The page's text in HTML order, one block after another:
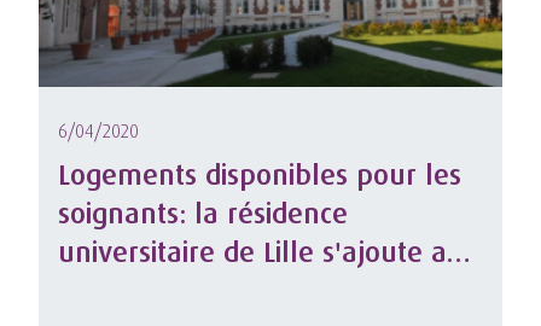
6/04/2020
Logements disponibles pour les
soignants: la résidence
universitaire de Lille s'ajoute au